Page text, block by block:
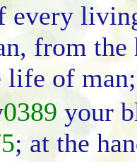
every
from
life of man;
0389 your
; at the